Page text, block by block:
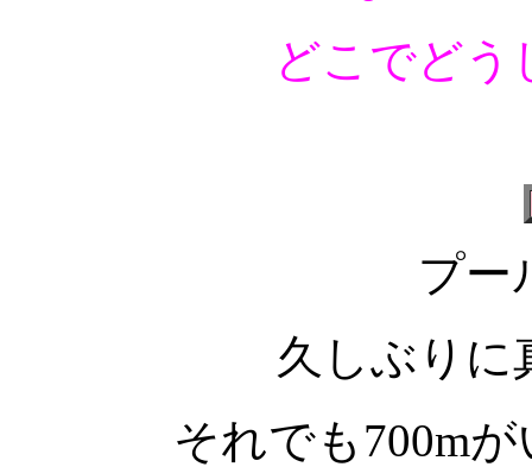
どこでどう
プー
久しぶりに
それでも700m